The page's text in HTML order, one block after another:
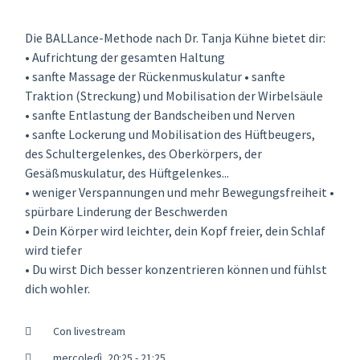
Die BALLance-Methode nach Dr. Tanja Kühne bietet dir:
• Aufrichtung der gesamten Haltung
• sanfte Massage der Rückenmuskulatur • sanfte
Traktion (Streckung) und Mobilisation der Wirbelsäule
• sanfte Entlastung der Bandscheiben und Nerven
• sanfte Lockerung und Mobilisation des Hüftbeugers,
des Schultergelenkes, des Oberkörpers, der
Gesäßmuskulatur, des Hüftgelenkes...
• weniger Verspannungen und mehr Bewegungsfreiheit •
spürbare Linderung der Beschwerden
• Dein Körper wird leichter, dein Kopf freier, dein Schlaf
wird tiefer
• Du wirst Dich besser konzentrieren können und fühlst
dich wohler.
Con livestream